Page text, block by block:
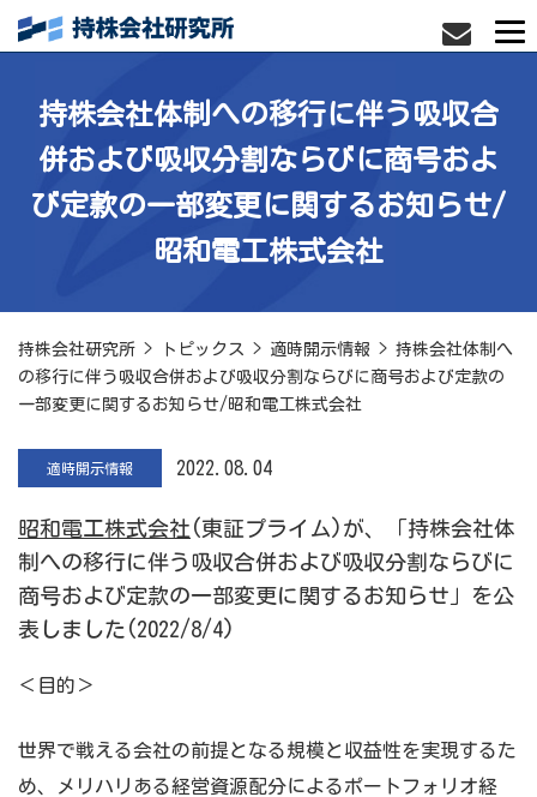
持株会社体制への移行に伴う吸収合
併および吸収分割ならびに商号およ
び定款の一部変更に関するお知らせ/
昭和電工株式会社
持株会社研究所 > トピックス > 適時開示情報 > 持株会社体制へ
の移行に伴う吸収合併および吸収分割ならびに商号および定款の
一部変更に関するお知らせ/昭和電工株式会社
適時開示情報 2022.08.04
昭和電工株式会社 (東証プライム)が、「持株会社体
制への移行に伴う吸収合併および吸収分割ならびに
商号および定款の一部変更に関するお知らせ」を公
表しました(2022/8/4)
＜目的＞
世界で戦える会社の前提となる規模と収益性を実現するた
め、メリハリある経営資源配分によるポートフォリオ経